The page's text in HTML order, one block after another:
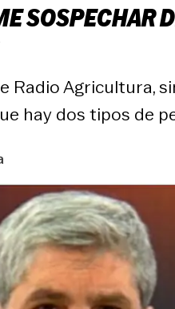
SOSPECHAR
Radio Agricultura,
hay dos tipos de